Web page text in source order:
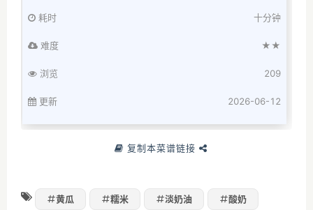
耗时 十分钟
难度 ★★
浏览 209
更新 2026-06-12
复制本菜谱链接
黄瓜 糯米 淡奶油 酸奶